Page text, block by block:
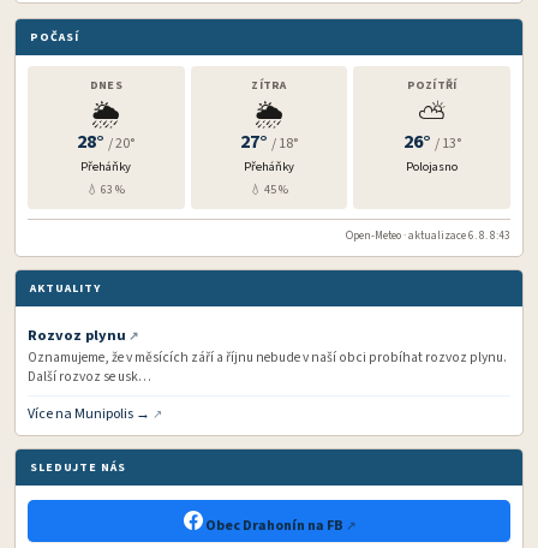
POČASÍ
DNES
🌦️
28°/ 20°
Přeháňky
💧 63 %
ZÍTRA
🌦️
27° / 18°
Přeháňky
💧 45 %
POZÍTŘÍ
⛅
26° / 13°
Polojasno
Open-Meteo · aktualizace 6. 8. 8:43
AKTUALITY
Rozvoz plynu
Oznamujeme, že v měsících září a říjnu nebude v naší obci probíhat rozvoz plynu.
Další rozvoz se usk…
Více na Munipolis →
SLEDUJTE NÁS
Obec Drahonín na FB